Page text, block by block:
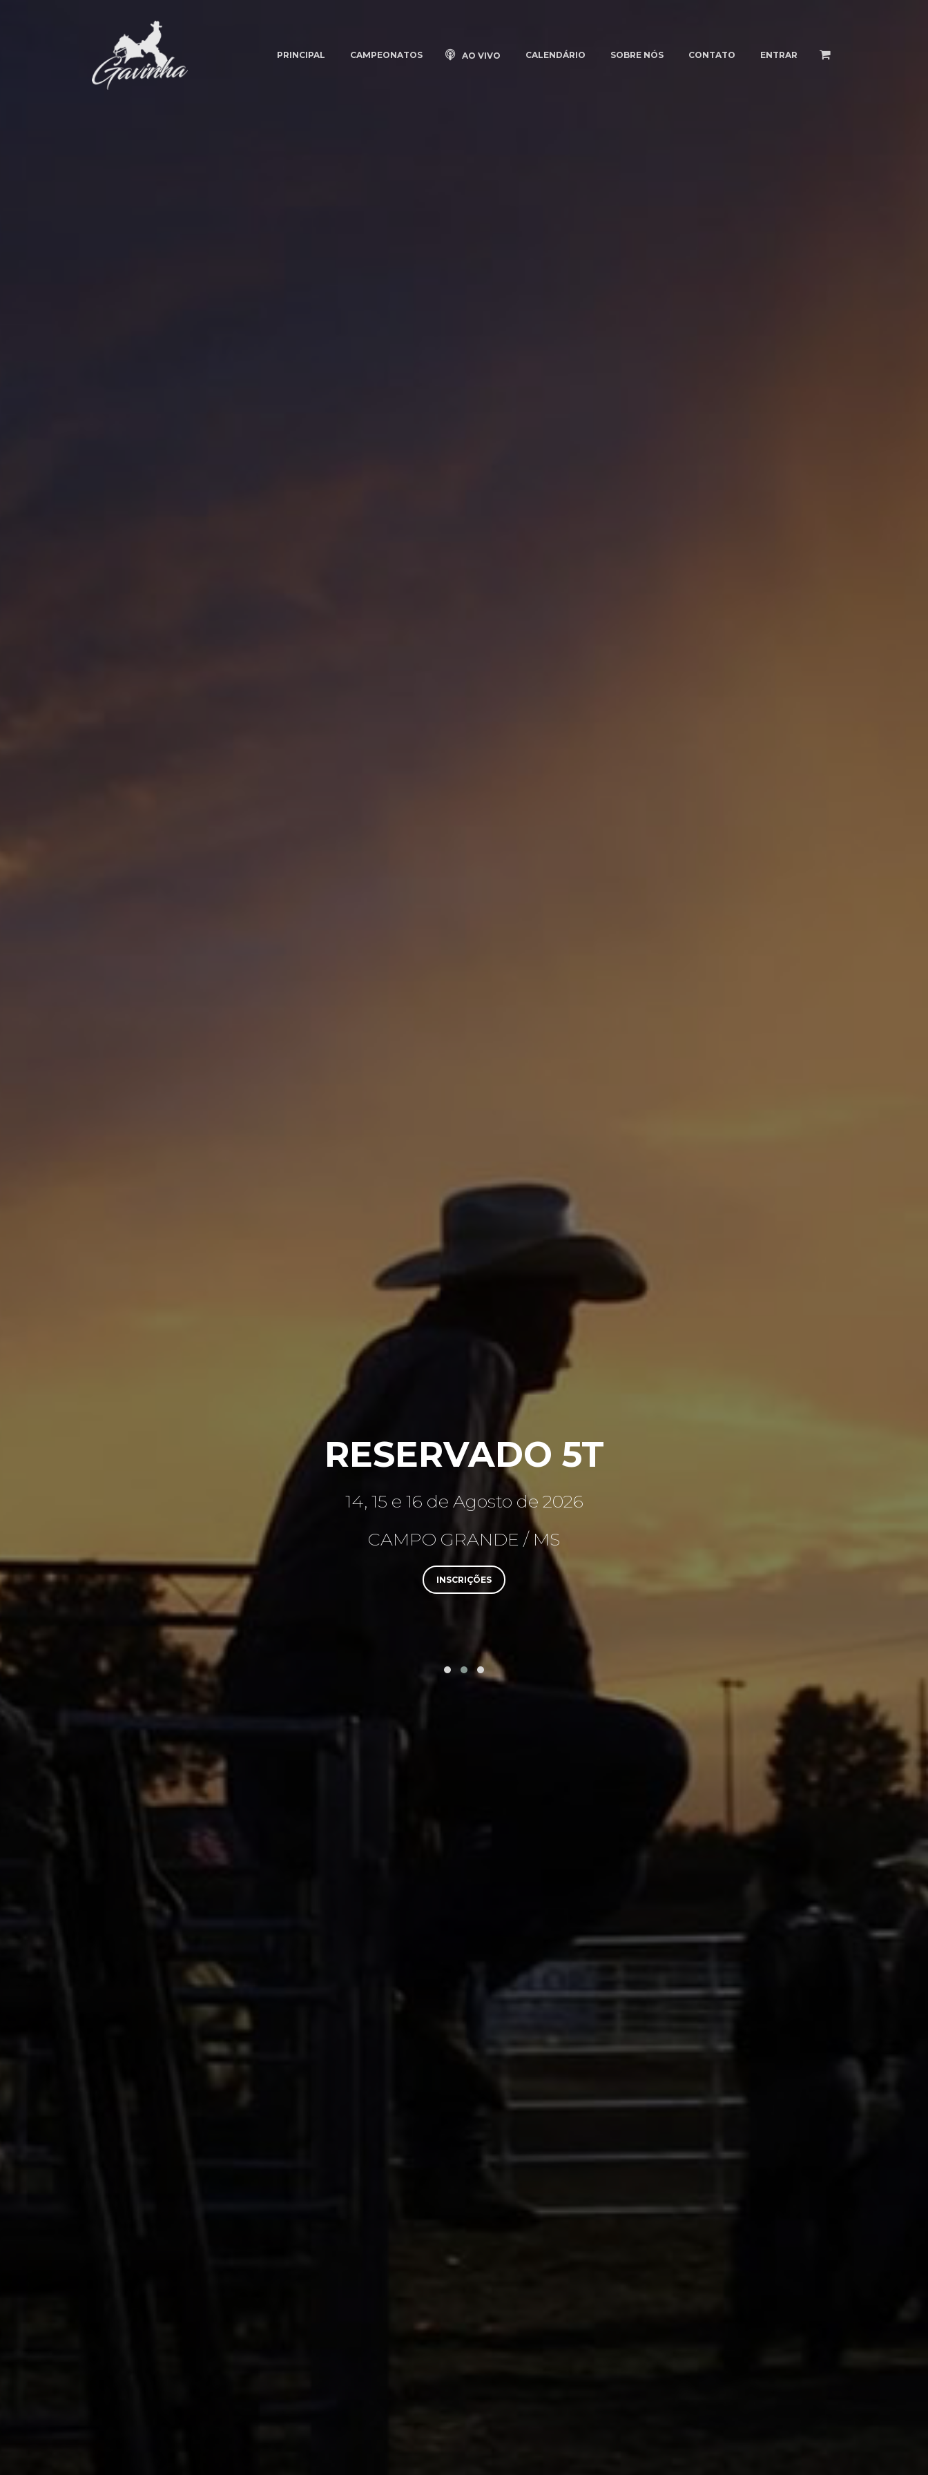
PRINCIPAL CAMPEONATOS AO VIVO CALENDÁRIO SOBRE NÓS CONTATO ENTRAR
RESERVADO 5T
14, 15 e 16 de Agosto de 2026
CAMPO GRANDE / MS
INSCRIÇÕES